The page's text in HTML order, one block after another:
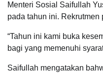
Menteri Sosial Saifullah
pada tahun ini.
“Tahun ini kami buka
bagi yang memenuhi
Saifullah mengatakan